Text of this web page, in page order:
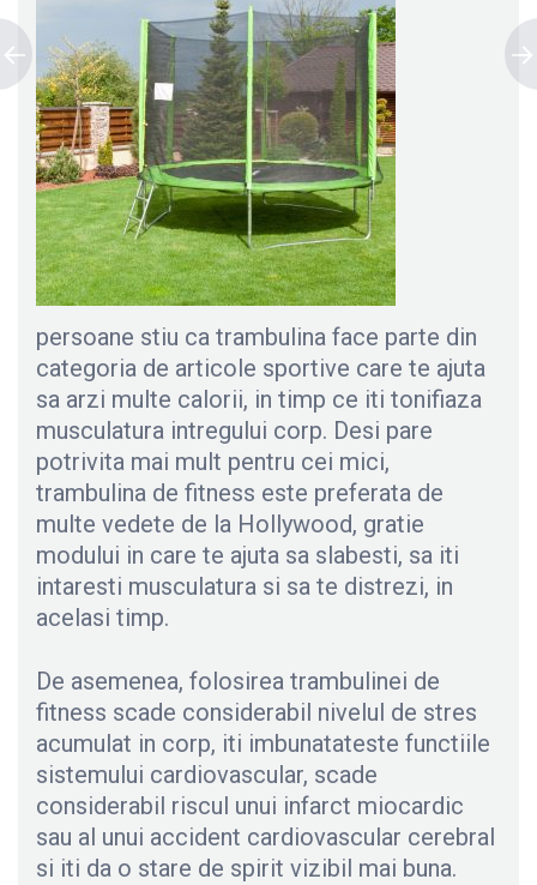
persoane stiu ca trambulina face parte din
categoria de articole sportive care te ajuta
sa arzi multe calorii, in timp ce iti tonifiaza
musculatura intregului corp. Desi pare
potrivita mai mult pentru cei mici,
trambulina de fitness este preferata de
multe vedete de la Hollywood, gratie
modului in care te ajuta sa slabesti, sa iti
intaresti musculatura si sa te distrezi, in
acelasi timp.
De asemenea, folosirea trambulinei de
fitness scade considerabil nivelul de stres
acumulat in corp, iti imbunatateste functiile
sistemului cardiovascular, scade
considerabil riscul unui infarct miocardic
sau al unui accident cardiovascular cerebral
si iti da o stare de spirit vizibil mai buna.